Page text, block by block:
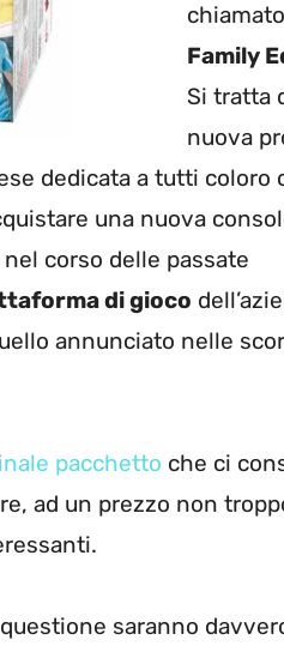
chiamato
Family
Si tratta
nuova
dedicata a tutti coloro
una nuova
corso delle passate
di gioco
annunciato nelle
pacchetto che ci
ad un prezzo non
saranno